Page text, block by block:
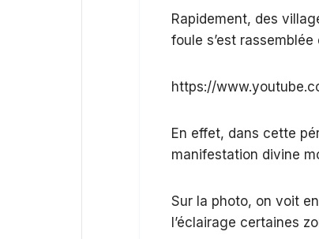
Rapidement, des
foule s’est
https://
En effet, dans cette
manifestation divine
Sur la photo, on voit
l’éclairage certaines